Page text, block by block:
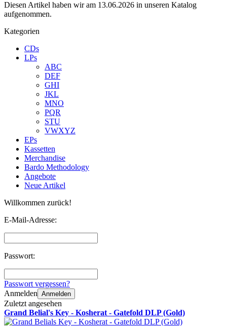
Diesen Artikel haben wir am 13.06.2026 in unseren Katalog
aufgenommen.
Kategorien
CDs
LPs
ABC
DEF
GHI
JKL
MNO
PQR
STU
VWXYZ
EPs
Kassetten
Merchandise
Bardo Methodology
Angebote
Neue Artikel
Willkommen zurück!
E-Mail-Adresse:
Passwort:
Passwort vergessen?
Anmelden Anmelden
Zuletzt angesehen
Grand Belial's Key - Kosherat - Gatefold DLP (Gold)